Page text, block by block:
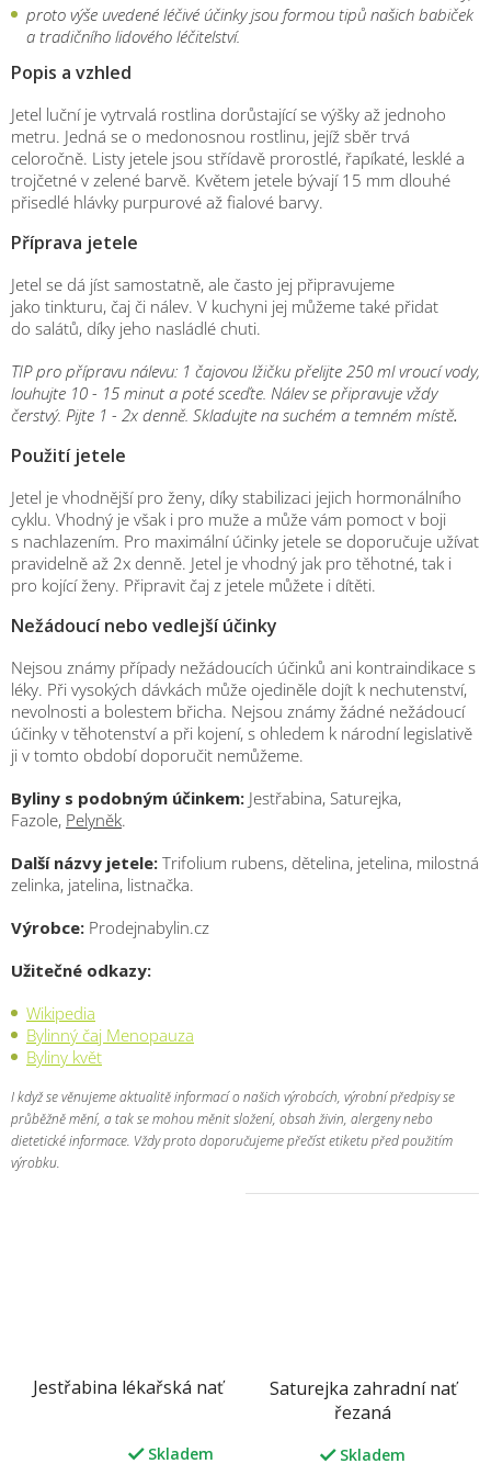
proto výše uvedené léčivé účinky jsou formou tipů našich babiček
a tradičního lidového léčitelství.
Popis a vzhled
Jetel luční je vytrvalá rostlina dorůstající se výšky až jednoho
metru. Jedná se o medonosnou rostlinu, jejíž sběr trvá
celoročně. Listy jetele jsou střídavě prorostlé, řapíkaté, lesklé a
trojčetné v zelené barvě. Květem jetele bývají 15 mm dlouhé
přisedlé hlávky purpurové až fialové barvy.
Příprava jetele
Jetel se dá jíst samostatně, ale často jej připravujeme
jako tinkturu, čaj či nálev. V kuchyni jej můžeme také přidat
do salátů, díky jeho nasládlé chuti.
TIP pro přípravu nálevu: 1 čajovou lžičku přelijte 250 ml vroucí vody,
louhujte 10 - 15 minut a poté sceďte. Nálev se připravuje vždy
čerstvý. Pijte 1 - 2x denně. Skladujte na suchém a temném místě.
Použití jetele
Jetel je vhodnější pro ženy, díky stabilizaci jejich hormonálního
cyklu. Vhodný je však i pro muže a může vám pomoct v boji
s nachlazením. Pro maximální účinky jetele se doporučuje užívat
pravidelně až 2x denně. Jetel je vhodný jak pro těhotné, tak i
pro kojící ženy. Připravit čaj z jetele můžete i dítěti.
Nežádoucí nebo vedlejší účinky
Nejsou známy případy nežádoucích účinků ani kontraindikace s
léky. Při vysokých dávkách může ojediněle dojít k nechutenství,
nevolnosti a bolestem břicha. Nejsou známy žádné nežádoucí
účinky v těhotenství a při kojení, s ohledem k národní legislativě
ji v tomto období doporučit nemůžeme.
Byliny s podobným účinkem: Jestřabina, Saturejka,
Fazole, Pelyněk.
Další názvy jetele: Trifolium rubens, dětelina, jetelina, milostná
zelinka, jatelina, listnačka.
Výrobce: Prodejnabylin.cz
Užitečné odkazy:
Wikipedia
Bylinný čaj Menopauza
Byliny květ
I když se věnujeme aktualitě informací o našich výrobcích, výrobní předpisy se
průběžně mění, a tak se mohou měnit složení, obsah živin, alergeny nebo
dietetické informace. Vždy proto doporučujeme přečíst etiketu před použitím
výrobku.
Jestřabina lékařská nať
Skladem
Saturejka zahradní nať
řezaná
Skladem